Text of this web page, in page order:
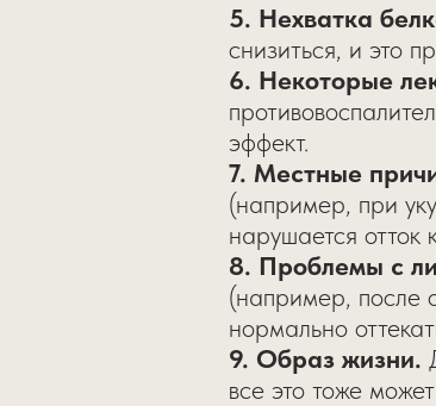
5. Нехватка
снизиться, и это
6. Некоторые
эффект.
7. Местные
(например, при
нарушается отток
8. Проблемы с
(например, после
нормально
9. Образ жизни.
все это тоже